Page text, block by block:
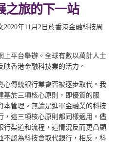
之旅的下一站
2020年11月2日於香港金融科技周
上平台舉辦。全球有數以萬計人士
香港金融科技業的活力。
心傳統銀行業會否被逐步取代。我
基於三項核心原則，即優質的服
本管理。無論是進軍金融業的科技
，這三項核心原則都同樣適用。儘
行渠道和流程，這情況反而更凸顯
不認為科技會取代銀行，相反，科